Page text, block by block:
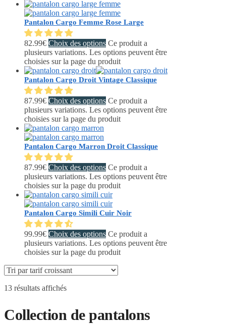
Pantalon Cargo Femme Rose Large
82.99€ Choix des options Ce produit a
plusieurs variations. Les options peuvent être
choisies sur la page du produit
Pantalon Cargo Droit Vintage Classique
87.99€ Choix des options Ce produit a
plusieurs variations. Les options peuvent être
choisies sur la page du produit
Pantalon Cargo Marron Droit Classique
87.99€ Choix des options Ce produit a
plusieurs variations. Les options peuvent être
choisies sur la page du produit
Pantalon Cargo Simili Cuir Noir
99.99€ Choix des options Ce produit a
plusieurs variations. Les options peuvent être
choisies sur la page du produit
13 résultats affichés
Collection de pantalons